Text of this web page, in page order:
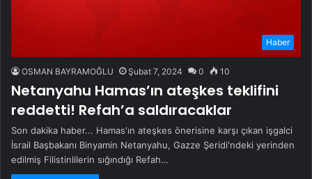
Haber
OSMAN BAYRAMOĞLU Şubat 7, 2024 0 10
Netanyahu Hamas’ın ateşkes teklifini
reddetti! Refah’a saldıracaklar
Son dakika haber... Hamas'ın ateşkes önerisine karşı çıkan işgalci
İsrail Başbakanı Binyamin Netanyahu, Gazze Şeridi'ndeki yerinden
edilmiş Filistinlilerin sığındığı Refah…